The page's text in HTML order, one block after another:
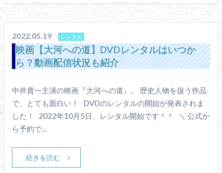
2022.05.19 レンタル
映画【大河への道】DVDレンタルはいつか
ら？動画配信状況も紹介
中井貴一主演の映画『大河への道』。 歴史人物を扱う作品
で、とても面白い！ DVDのレンタルの開始が発表されま
した！ 2022年10月5日、レンタル開始です＾＾ ＼ 公式か
ら予約で…
続きを読む